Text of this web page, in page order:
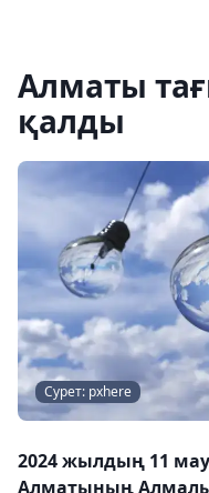
Алматы
қалды
Сурет: pxhere
2024 жылдың 11
Алматының